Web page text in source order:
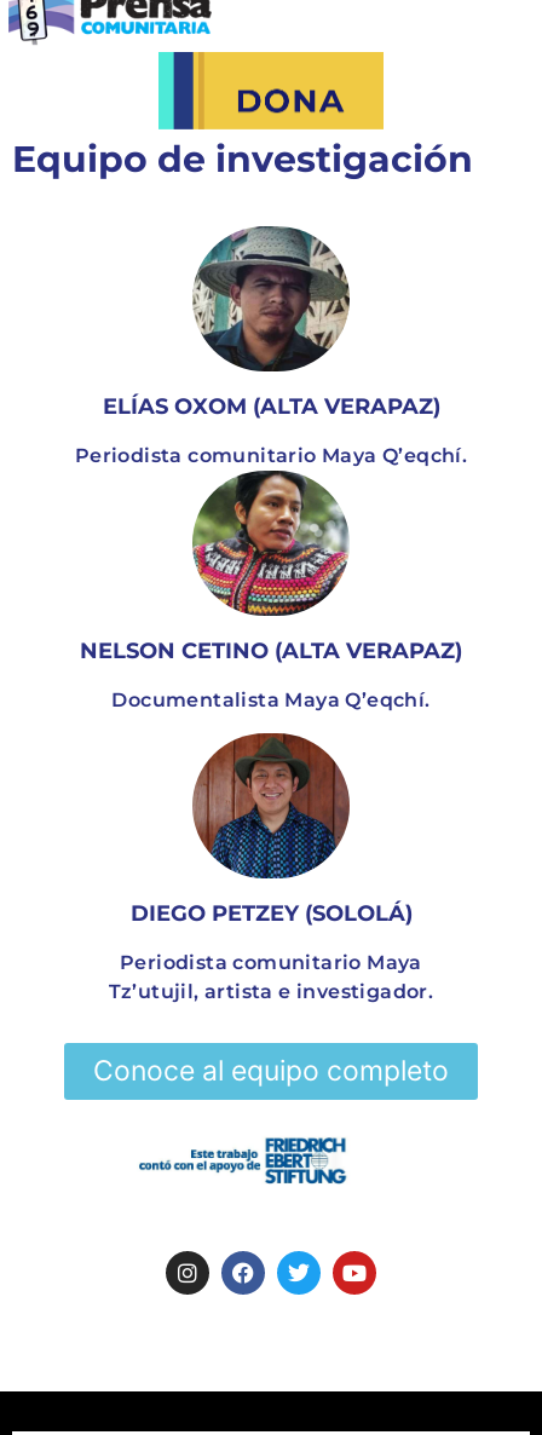
Equipo de investigación
ELÍAS OXOM (ALTA VERAPAZ)
Periodista comunitario Maya Q’eqchí.
NELSON CETINO (ALTA VERAPAZ)
Documentalista Maya Q’eqchí.
DIEGO PETZEY (SOLOLÁ)
Periodista comunitario Maya
Tz’utujil, artista e investigador.
Conoce al equipo completo